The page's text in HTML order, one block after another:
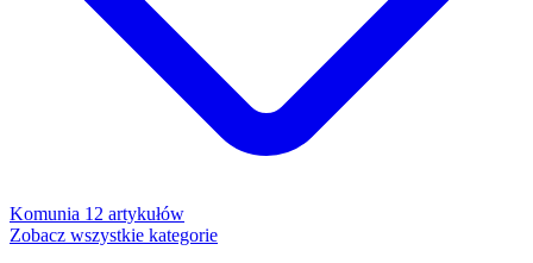
Komunia 12 artykułów
Zobacz wszystkie kategorie